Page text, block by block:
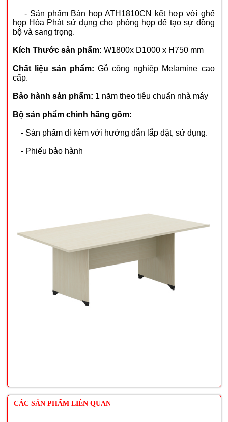
- Sản phẩm Bàn họp ATH1810CN kết hợp với ghế
họp Hòa Phát sử dụng cho phòng họp để tạo sự đồng
bộ và sang trọng.
Kích Thước sản phẩm: W1800x D1000 x H750 mm
Chất liệu sản phẩm: Gỗ công nghiệp Melamine cao
cấp.
Bảo hành sản phẩm: 1 năm theo tiêu chuẩn nhà máy
Bộ sản phẩm chình hãng gồm:
- Sản phẩm đi kèm với hướng dẫn lắp đặt, sử dụng.
- Phiếu bảo hành
CÁC SẢN PHẨM LIÊN QUAN